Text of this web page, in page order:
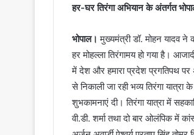
हर-घर तिरंगा अभियान के अंतर्गत
भोपाल। मुख्यमंत्री डॉ. मोहन यादव ने
हर मोहल्ला तिरंगामय हो गया है।
में देश और हमारा प्रदेश प्रगतिपथ
से निकाली जा रही भव्य तिरंगा
शुभकामनाएं दी। तिरंगा यात्रा में
वी.डी. शर्मा तथा दो बार ओलंपिक में